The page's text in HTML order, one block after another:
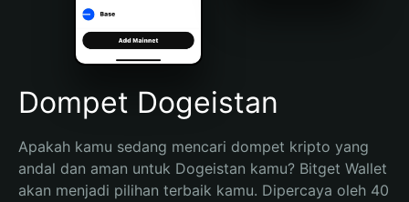
Português (Brasil)
Español (Argentina)
Dompet Dogeistan
Apakah kamu sedang mencari dompet kripto yang
andal dan aman untuk Dogeistan kamu? Bitget Wallet
akan menjadi pilihan terbaik kamu. Dipercaya oleh 40